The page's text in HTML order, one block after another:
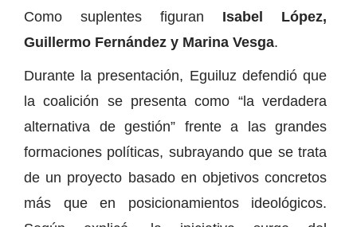
Como suplentes figuran Isabel López,
Guillermo Fernández y Marina Vesga.
Durante la presentación, Eguiluz defendió que
la coalición se presenta como “la verdadera
alternativa de gestión” frente a las grandes
formaciones políticas, subrayando que se trata
de un proyecto basado en objetivos concretos
más que en posicionamientos ideológicos.